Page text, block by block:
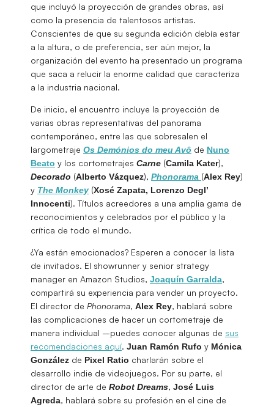
que incluyó la proyección de grandes obras, así
como la presencia de talentosos artistas.
Conscientes de que su segunda edición debía estar
a la altura, o de preferencia, ser aún mejor, la
organización del evento ha presentado un programa
que saca a relucir la enorme calidad que caracteriza
a la industria nacional.
De inicio, el encuentro incluye la proyección de
varias obras representativas del panorama
contemporáneo, entre las que sobresalen el
largometraje Os Demónios do meu Avô de Nuno
Beato y los cortometrajes Carne (Camila Kater),
Decorado (Alberto Vázquez), Phonorama (Alex Rey)
y The Monkey (Xosé Zapata, Lorenzo Degl’
Innocenti). Títulos acreedores a una amplia gama de
reconocimientos y celebrados por el público y la
crítica de todo el mundo.
¿Ya están emocionados? Esperen a conocer la lista
de invitados. El showrunner y senior strategy
manager en Amazon Studios, Joaquín Garralda,
compartirá su experiencia para vender un proyecto.
El director de Phonorama, Alex Rey, hablará sobre
las complicaciones de hacer un cortometraje de
manera individual –puedes conocer algunas de sus
recomendaciones aquí. Juan Ramón Rufo y Mónica
González de Pixel Ratio charlarán sobre el
desarrollo indie de videojuegos. Por su parte, el
director de arte de Robot Dreams, José Luis
Agreda, hablará sobre su profesión en el cine de